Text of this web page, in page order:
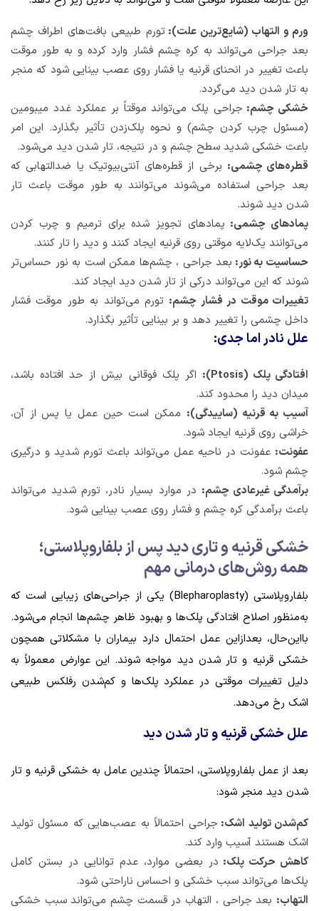
ورم و التهاب (شایع‌ترین علت):تورم طبیعی بافت‌های اطراف چشم
بعد جراحی می‌تواند به کره چشم فشار وارد کرده و به طور موقت
باعث تغییر در انحنای قرنیه یا فشار روی عصب بینایی شود که منجر
به تار شدن دید می‌گردد.
خشکی چشم: جراحی پلک می‌تواند موقتاً بر عملکرد غدد میبومین
(مسئول چرب کردن چشم) و نحوه پلک‌زدن تأثیر بگذارد. این امر
باعث خشکی شدید سطح چشم و در نتیجه، تار شدن دید می‌شود.
قطره‌های چشمی: برخی از قطره‌های آنتی‌بیوتیک یا ضدالتهابی که
بعد جراحی استفاده می‌شوند می‌توانند به طور موقت باعث تار
شدن دید شوند.
پمادهای چشمی: پمادهای تجویز شده برای ترمیم و چرب کردن
می‌توانند یک‌لایه موقتی روی قرنیه ایجاد کنند و دید را تار کنند.
حساسیت به نور: بعد جراحی ، چشم‌ها ممکن است به نور حساس‌تر
شوند که این می‌تواند درکی از تار شدن دید ایجاد کند.
تغییرات موقت در فشار چشم: تورم می‌تواند به طور موقت فشار
داخل چشمی را تغییر دهد و بر بینایی تأثیر بگذارد.
علل نادر اما جدی:
افتادگی پلک (Ptosis):
اگر پلک فوقانی بیش از حد افتاده باشد،
میدان دید را محدود کند.
آسیب به قرنیه (ساییدگی): ممکن است حین عمل یا پس از آن،
خراشی روی قرنیه ایجاد شود.
عفونت: عفونت در ناحیه عمل می‌تواند باعث تورم شدید و درگیری
چشم شود.
برآمدگی غیرعادی چشم: در موارد بسیار نادر، تورم شدید می‌تواند
باعث برآمدگی کره چشم و فشار روی عصب بینایی شود.
خشکی قرنیه و تاری دید پس از بلفاروپلاستی؛
همه روش‌های درمانی مهم
بلفاروپلاستی (Blepharoplasty) یکی از جراحی‌های زیبایی است که
به‌منظور اصلاح افتادگی پلک‌ها و بهبود ظاهر چشم‌ها انجام می‌شود.
بااین‌حال، بعدازاین عمل احتمال دارد بیماران با مشکلاتی همچون
خشکی قرنیه و تار شدن دید مواجه شوند. این عوارض معمولاً به
دلیل تغییرات موقتی در عملکرد پلک‌ها و کم‌شدن رفلکس طبیعی
اشک رخ می‌دهد.
علل خشکی قرنیه و تار شدن دید
بعد از عمل بلفاروپلاستی، احتمالاً چندین عامل به خشکی قرنیه و تار
شدن دید منجر شود:
کم‌شدن تولید اشک: جراحی احتمالاً به عصب‌هایی که مسئول تولید
اشک هستند آسیب وارد کند.
کاهش حرکت پلک: در بعضی موارد، عدم توانایی در بستن کامل
پلک‌ها می‌تواند سبب خشکی و احساس ناراحتی شود.
التهاب: بعد جراحی ، التهاب در قسمت چشم می‌تواند سبب خشکی